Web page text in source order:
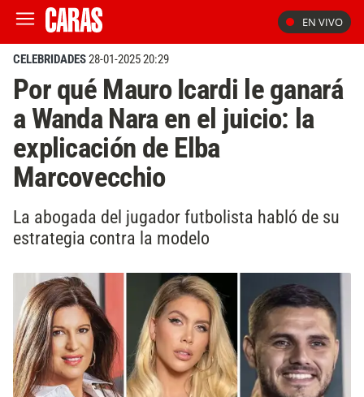
EN VIVO
CELEBRIDADES28-01-2025 20:29
Por qué Mauro Icardi le ganará
a Wanda Nara en el juicio: la
explicación de Elba
Marcovecchio
La abogada del jugador futbolista habló de su
estrategia contra la modelo